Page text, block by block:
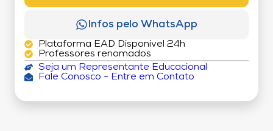
Infos pelo WhatsApp
Plataforma EAD Disponível 24h
Professores renomados
Seja um Representante Educacional
Fale Conosco - Entre em Contato